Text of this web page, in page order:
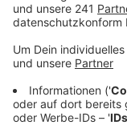
Veröffentlicht:
Anzeige
Der Veranstalter